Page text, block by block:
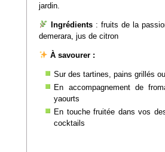
jardin.
Ingrédients : fruits de la
demerara, jus de citron
À savourer :
Sur des tartines, pains grillés
En accompagnement de
yaourts
En touche fruitée dans vos
cocktails